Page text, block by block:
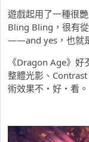
遊戲起用了一種很
Bling Bling，很有
——and yes，也就
《Dragon Age》
整體光影、
術效果不・好・看。